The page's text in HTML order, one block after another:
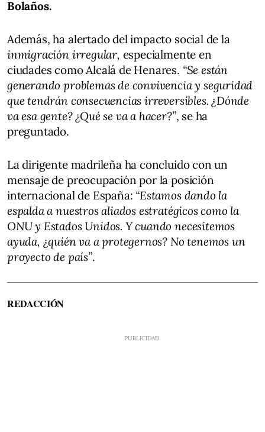
Bolaños.
Además, ha alertado del impacto social de la
inmigración irregular, especialmente en
ciudades como Alcalá de Henares. “Se están
generando problemas de convivencia y seguridad
que tendrán consecuencias irreversibles. ¿Dónde
va esa gente? ¿Qué se va a hacer?”, se ha
preguntado.
La dirigente madrileña ha concluido con un
mensaje de preocupación por la posición
internacional de España: “Estamos dando la
espalda a nuestros aliados estratégicos como la
ONU y Estados Unidos. Y cuando necesitemos
ayuda, ¿quién va a protegernos? No tenemos un
proyecto de país”.
REDACCIÓN